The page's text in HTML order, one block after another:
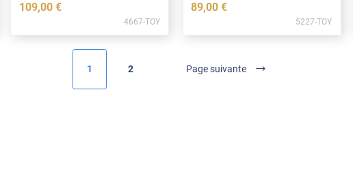
109,00 €
4667-TOY
89,00 €
5227-TOY
1 2 Page suivante